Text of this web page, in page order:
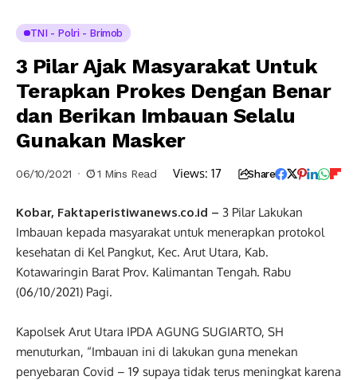
TNI - Polri - Brimob
3 Pilar Ajak Masyarakat Untuk
Terapkan Prokes Dengan Benar
dan Berikan Imbauan Selalu
Gunakan Masker
06/10/2021 1 Mins Read Views: 17 Share
Kobar, Faktaperistiwanews.co.id – 3 Pilar Lakukan
Imbauan kepada masyarakat untuk menerapkan protokol
kesehatan di Kel Pangkut, Kec. Arut Utara, Kab.
Kotawaringin Barat Prov. Kalimantan Tengah. Rabu
(06/10/2021) Pagi.
Kapolsek Arut Utara IPDA AGUNG SUGIARTO, SH
menuturkan, “Imbauan ini di lakukan guna menekan
penyebaran Covid – 19 supaya tidak terus meningkat karena